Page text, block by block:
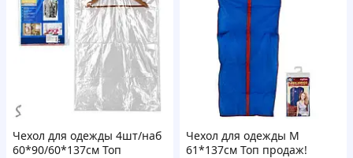
Чехол для одежды 4шт/наб
60*90/60*137см Топ
Чехол для одежды M
61*137см Топ продаж!